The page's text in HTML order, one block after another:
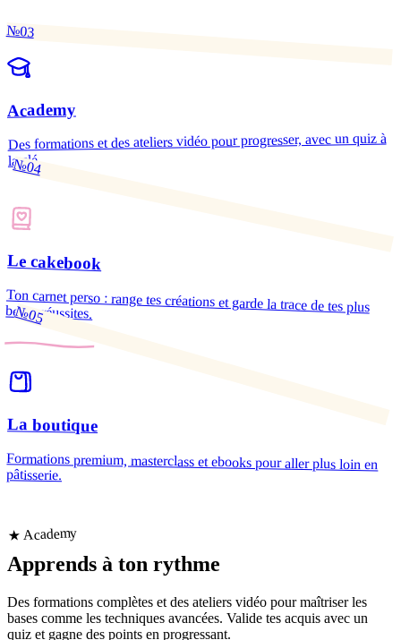
№03
Academy
Des formations et des ateliers vidéo pour progresser, avec un quiz à
la clé.
№04
Le cakebook
Ton carnet perso : range tes créations et garde la trace de tes plus
belles réussites.
№05
La boutique
Formations premium, masterclass et ebooks pour aller plus loin en
pâtisserie.
★ Academy
Apprends à ton rythme
Des formations complètes et des ateliers vidéo pour maîtriser les
bases comme les techniques avancées. Valide tes acquis avec un
quiz et gagne des points en progressant.